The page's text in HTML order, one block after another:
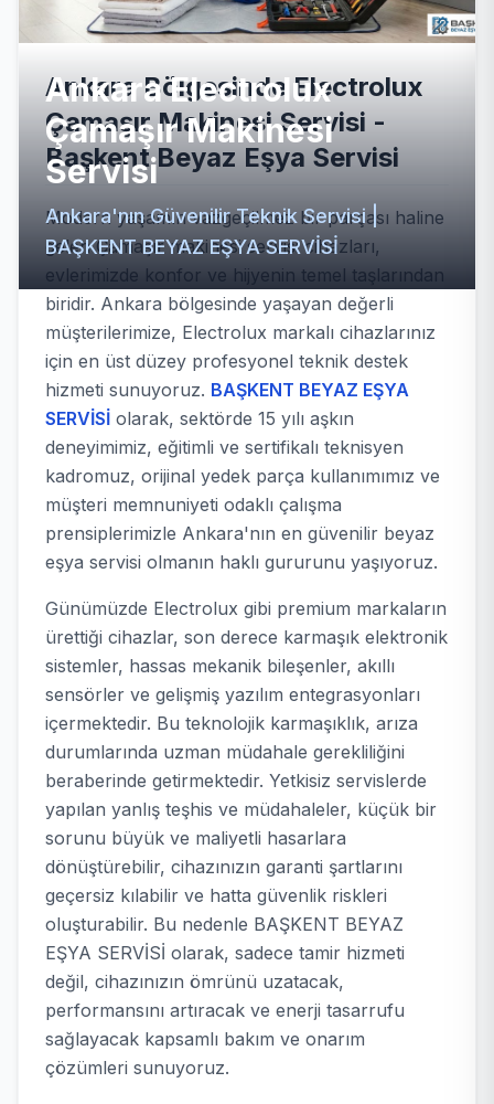
Ankara Electrolux
Çamaşır Makinesi
Servisi
Ankara'nın Güvenilir Teknik Servisi |
BAŞKENT BEYAZ EŞYA SERVİSİ
Ankara Bölgesinde Electrolux
Çamaşır Makinesi Servisi -
Başkent Beyaz Eşya Servisi
Modern yaşamın vazgeçilmez bir parçası haline
gelen Çamaşır makinesi servisi cihazları,
evlerimizde konfor ve hijyenin temel taşlarından
biridir. Ankara bölgesinde yaşayan değerli
müşterilerimize, Electrolux markalı cihazlarınız
için en üst düzey profesyonel teknik destek
hizmeti sunuyoruz. BAŞKENT BEYAZ EŞYA
SERVİSİ olarak, sektörde 15 yılı aşkın
deneyimimiz, eğitimli ve sertifikalı teknisyen
kadromuz, orijinal yedek parça kullanımımız ve
müşteri memnuniyeti odaklı çalışma
prensiplerimizle Ankara'nın en güvenilir beyaz
eşya servisi olmanın haklı gururunu yaşıyoruz.
Günümüzde Electrolux gibi premium markaların
ürettiği cihazlar, son derece karmaşık elektronik
sistemler, hassas mekanik bileşenler, akıllı
sensörler ve gelişmiş yazılım entegrasyonları
içermektedir. Bu teknolojik karmaşıklık, arıza
durumlarında uzman müdahale gerekliliğini
beraberinde getirmektedir. Yetkisiz servislerde
yapılan yanlış teşhis ve müdahaleler, küçük bir
sorunu büyük ve maliyetli hasarlara
dönüştürebilir, cihazınızın garanti şartlarını
geçersiz kılabilir ve hatta güvenlik riskleri
oluşturabilir. Bu nedenle BAŞKENT BEYAZ
EŞYA SERVİSİ olarak, sadece tamir hizmeti
değil, cihazınızın ömrünü uzatacak,
performansını artıracak ve enerji tasarrufu
sağlayacak kapsamlı bakım ve onarım
çözümleri sunuyoruz.